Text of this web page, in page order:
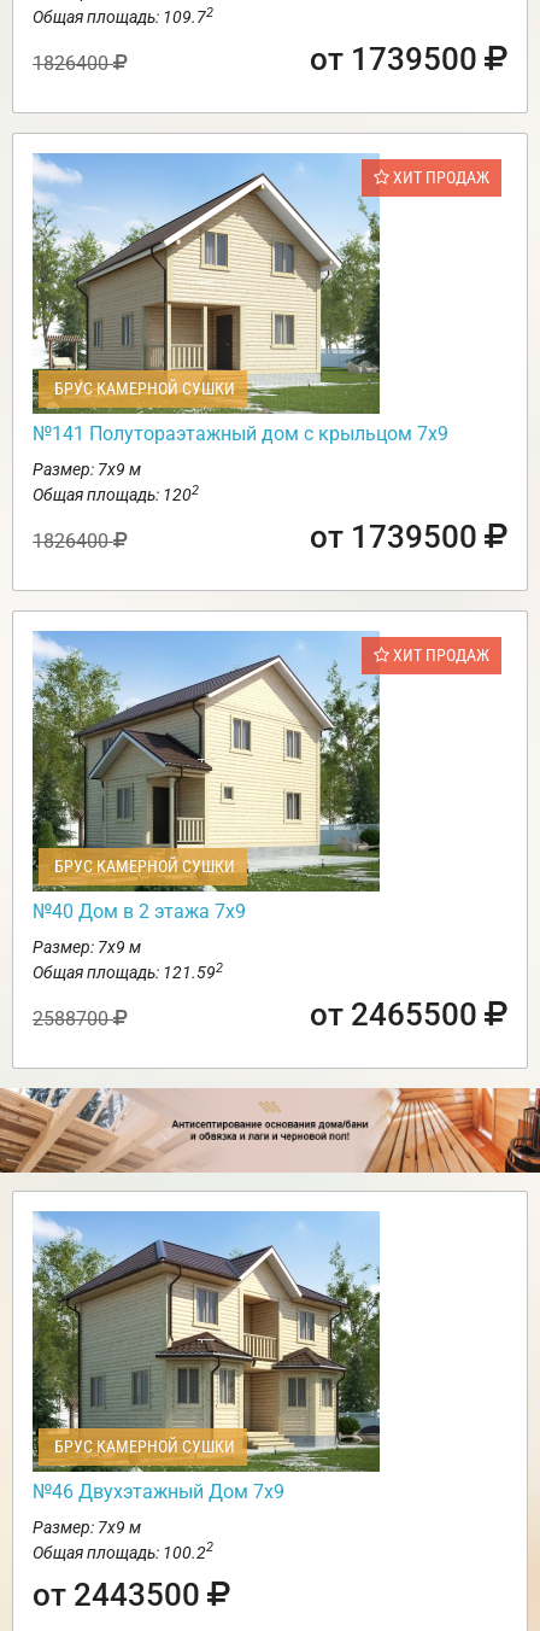
Общая площадь: 109.72
1826400 от 1739500
ХИТ ПРОДАЖ
БРУС КАМЕРНОЙ СУШКИ
№141 Полутораэтажный дом с крыльцом 7х9
Размер: 7х9 м
Общая площадь: 1202
1826400 от 1739500
ХИТ ПРОДАЖ
БРУС КАМЕРНОЙ СУШКИ
№40 Дом в 2 этажа 7х9
Размер: 7х9 м
Общая площадь: 121.592
2588700 от 2465500
БРУС КАМЕРНОЙ СУШКИ
№46 Двухэтажный Дом 7х9
Размер: 7х9 м
Общая площадь: 100.22
от 2443500